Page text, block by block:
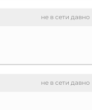
не в сети давно
не в сети давно